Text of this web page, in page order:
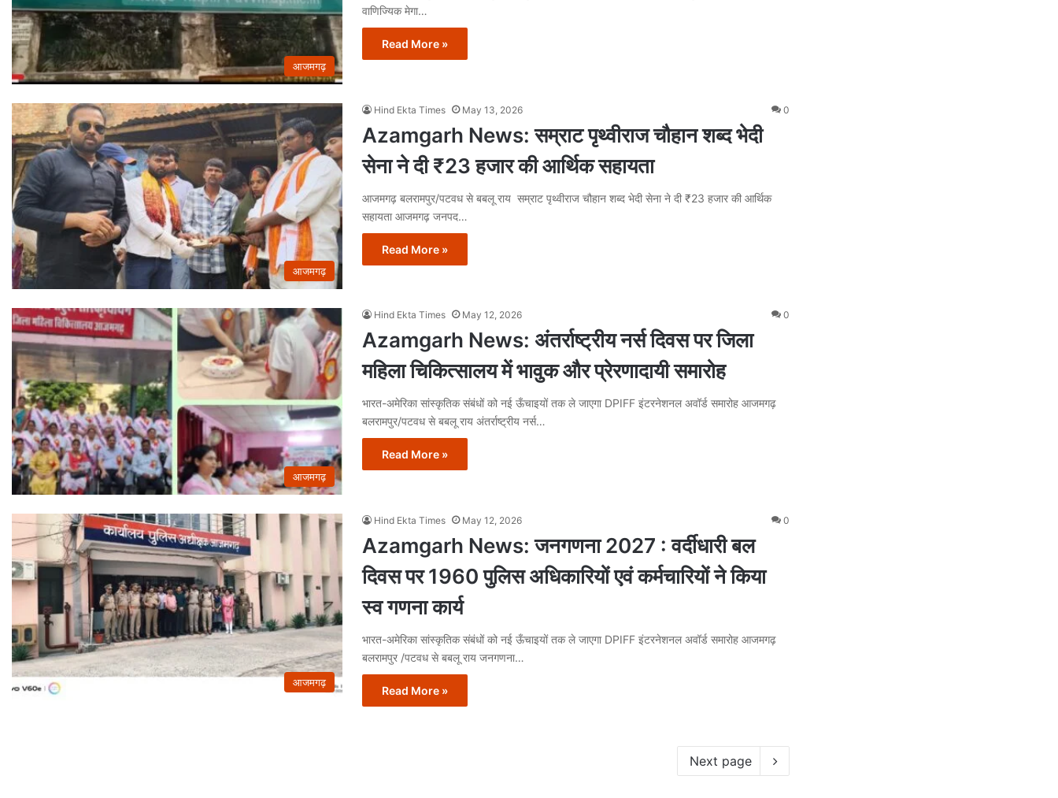
आजमगढ़
वाणिज्यिक मेगा…
Read More »
आजमगढ़
Hind Ekta Times May 13, 2026 0
Azamgarh News: सम्राट पृथ्वीराज चौहान शब्द भेदी
सेना ने दी ₹23 हजार की आर्थिक सहायता
आजमगढ़ बलरामपुर/पटवध से बबलू राय सम्राट पृथ्वीराज चौहान शब्द भेदी सेना ने दी ₹23 हजार की आर्थिक
सहायता आजमगढ़ जनपद…
Read More »
आजमगढ़
Hind Ekta Times May 12, 2026 0
Azamgarh News: अंतर्राष्ट्रीय नर्स दिवस पर जिला
महिला चिकित्सालय में भावुक और प्रेरणादायी समारोह
भारत-अमेरिका सांस्कृतिक संबंधों को नई ऊँचाइयों तक ले जाएगा DPIFF इंटरनेशनल अवॉर्ड समारोह आजमगढ़
बलरामपुर/पटवध से बबलू राय अंतर्राष्ट्रीय नर्स…
Read More »
आजमगढ़
Hind Ekta Times May 12, 2026 0
Azamgarh News: जनगणना 2027 : वर्दीधारी बल
दिवस पर 1960 पुलिस अधिकारियों एवं कर्मचारियों ने किया
स्व गणना कार्य
भारत-अमेरिका सांस्कृतिक संबंधों को नई ऊँचाइयों तक ले जाएगा DPIFF इंटरनेशनल अवॉर्ड समारोह आजमगढ़
बलरामपुर /पटवध से बबलू राय जनगणना…
Read More »
Next page